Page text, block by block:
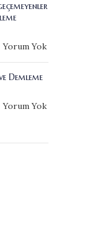
Yorum Yok
Demleme
Yorum Yok